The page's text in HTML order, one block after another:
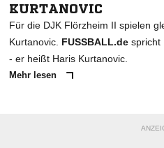
KURTANOVIC
Für die DJK Flörzheim II spielen
Kurtanovic. FUSSBALL.de spricht
- er heißt Haris Kurtanovic.
Mehr lesen